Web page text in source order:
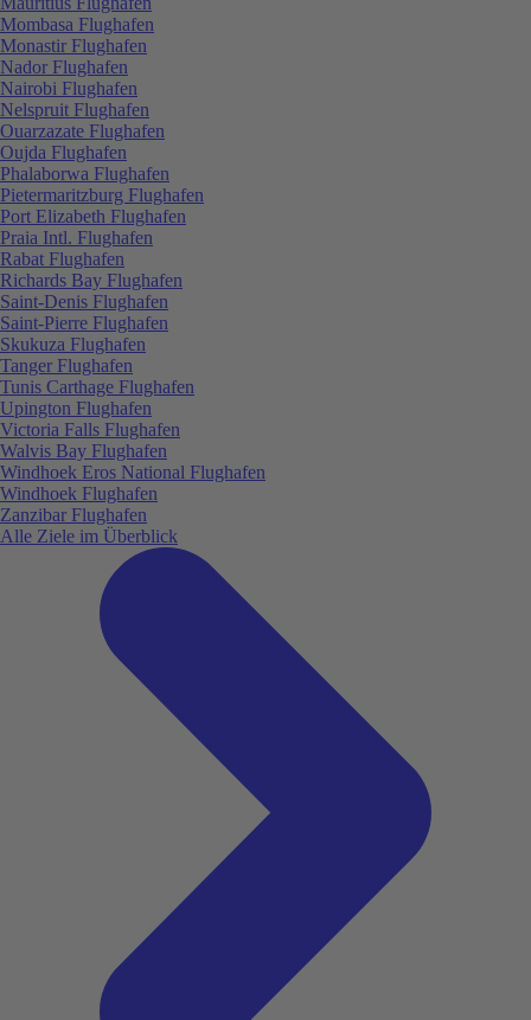
Mombasa Flughafen
Monastir Flughafen
Nador Flughafen
Nairobi Flughafen
Nelspruit Flughafen
Ouarzazate Flughafen
Oujda Flughafen
Phalaborwa Flughafen
Pietermaritzburg Flughafen
Port Elizabeth Flughafen
Praia Intl. Flughafen
Rabat Flughafen
Richards Bay Flughafen
Saint-Denis Flughafen
Saint-Pierre Flughafen
Skukuza Flughafen
Tanger Flughafen
Tunis Carthage Flughafen
Upington Flughafen
Victoria Falls Flughafen
Walvis Bay Flughafen
Windhoek Eros National Flughafen
Windhoek Flughafen
Zanzibar Flughafen
Alle Ziele im Überblick